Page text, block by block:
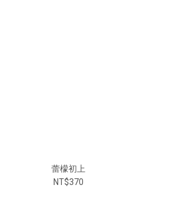
蕾檬初上
NT$370